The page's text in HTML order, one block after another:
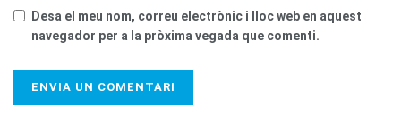
Desa el meu nom, correu electrònic i lloc web en aquest
navegador per a la pròxima vegada que comenti.